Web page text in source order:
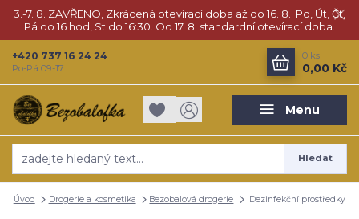
3.-7. 8. ZAVŘENO, Zkrácená otevírací doba až do 16. 8.: Po, Út, Čt,
Pá do 16 hod, St do 16:30. Od 17. 8. standardní otevírací doba.
Menu
Hledat
+420 737 16 24 24
Po-Pá 09-17
0 ks
0,00 Kč
Úvod Drogerie a kosmetika Bezobalová drogerie Dezinfekční prostředky